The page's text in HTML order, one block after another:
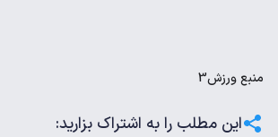
منبعورزش3
این مطلب را به اشتراک بزارید: